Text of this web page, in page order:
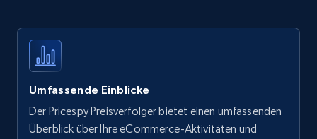
Umfassende Einblicke
Der Pricespy Preisverfolger bietet einen umfassenden
Überblick über Ihre eCommerce-Aktivitäten und